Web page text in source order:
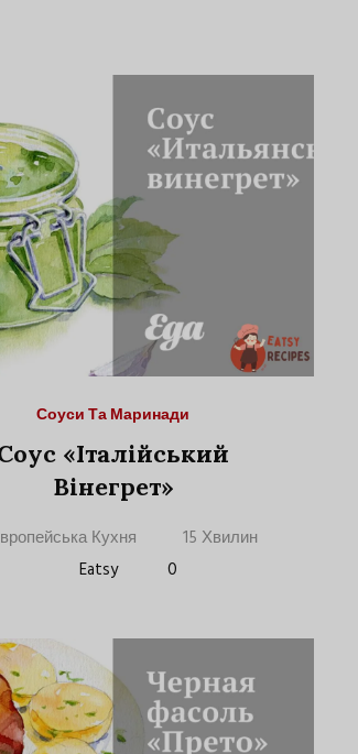
Соуси Та Маринади
«Італійський
Вінегрет»
Кухня
15 Хвилин
Eatsy
0